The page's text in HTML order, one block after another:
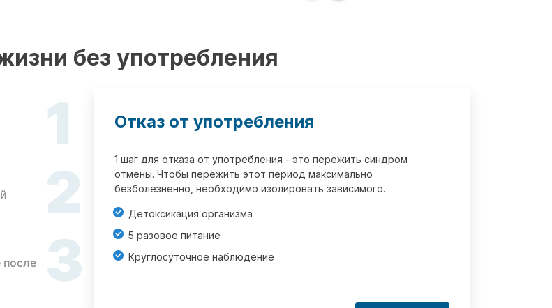
без употребления
1
2
3
Отказ от употребления
1 шаг для отказа от употребления - это пережить синдром
отмены. Чтобы пережить этот период максимально
безболезненно, необходимо изолировать зависимого.
Детоксикация организма
5 разовое питание
Круглосуточное наблюдение